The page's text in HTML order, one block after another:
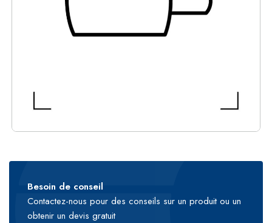
Besoin de conseil
Contactez-nous pour des conseils sur un produit ou un
obtenir un devis gratuit